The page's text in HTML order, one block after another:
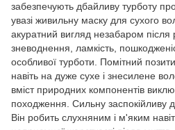
забезпечують дбайливу турботу
увазі живильну маску для сухого
акуратний вигляд незабаром після
зневоднення, ламкість,
особливої турботи. Помітний
навіть на дуже сухе і знесилене
вміст природних компонентів
походження. Сильну заспокійливу
Він робить слухняним і м'яким